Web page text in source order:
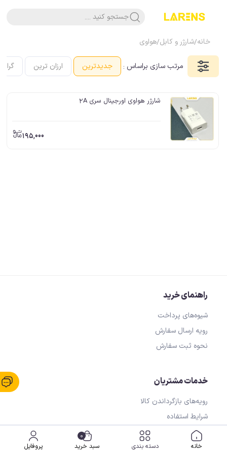
جستجو کنید ....
خانه/شارژر و کابل/هواوی
مرتب سازی براساس : جدیدترین ارزان ترین
شارژر هواوی اورجینال سری 2A
195,000
راهنمای خرید
شیوه‌های پرداخت
رویه ارسال سفارش
نحوه ثبت سفارش
خدمات مشتریان
رویه‌های بازگرداندن کالا
شرایط استفاده
حریم خصوصی
پروفایل
0
سبد خرید دسته بندی خانه